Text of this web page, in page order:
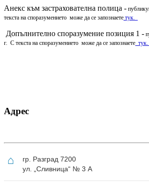
Анекс към застрахователна полица -
текста на споразумението може да се запознаете тук.
Допълнително споразумение позиция 1 -
г. С текста на споразумението може да се запознаете тук.
Адрес
⌂
гр. Разград 7200
ул. „Сливница“ № 3 А